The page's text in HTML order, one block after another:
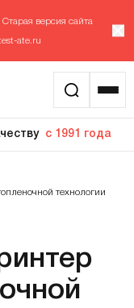
версия сайта
ate.ru
с 1991 года
технологии